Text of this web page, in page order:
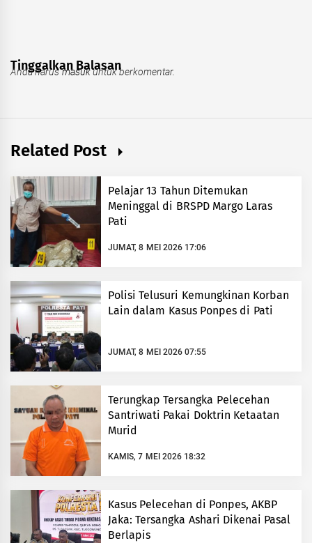
Tinggalkan Balasan
Anda harusmasukuntuk berkomentar.
Related Post
Pelajar 13 Tahun Ditemukan
Meninggal di BRSPD Margo Laras
Pati
JUMAT, 8 MEI 2026 17:06
Polisi Telusuri Kemungkinan Korban
Lain dalam Kasus Ponpes di Pati
JUMAT, 8 MEI 2026 07:55
Terungkap Tersangka Pelecehan
Santriwati Pakai Doktrin Ketaatan
Murid
KAMIS, 7 MEI 2026 18:32
Kasus Pelecehan di Ponpes, AKBP
Jaka: Tersangka Ashari Dikenai Pasal
Berlapis